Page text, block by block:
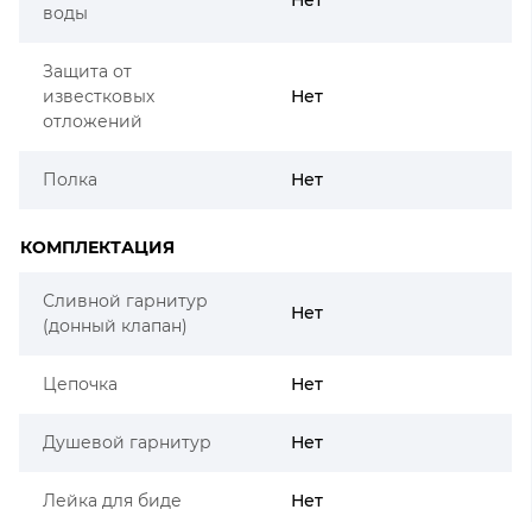
воды
Защита от
известковых
отложений
Нет
Полка Нет
КОМПЛЕКТАЦИЯ
Сливной гарнитур
(донный клапан)
Нет
Цепочка Нет
Душевой гарнитур Нет
Лейка для биде Нет